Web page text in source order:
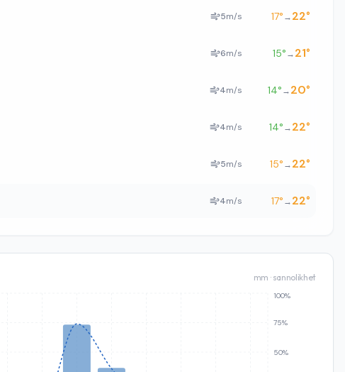
5m/s 17°→22°
6m/s 15°→21°
4m/s 14°→20°
4m/s 14°→22°
5m/s 15°→22°
4m/s 17°→22°
mm · sannolikhet
50%
75%
100%